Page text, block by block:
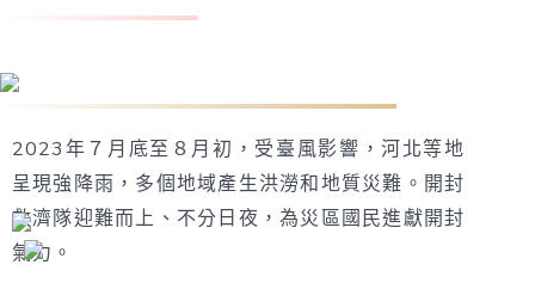
2023年７月底至８月初，受臺風影響，河北等地
呈現強降雨，多個地域產生洪澇和地質災難。開封
救濟隊迎難而上、不分日夜，為災區國民進獻開封
氣力。